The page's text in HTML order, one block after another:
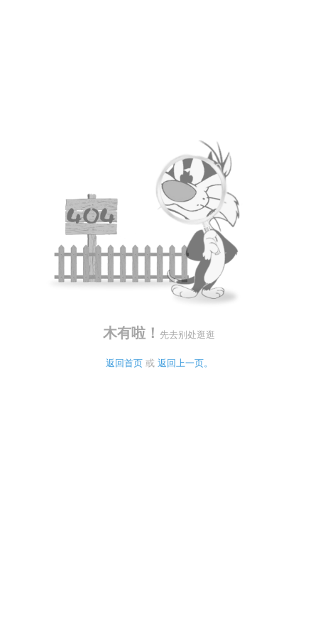
木有啦！ 先去别处逛逛
返回首页 或 返回上一页。